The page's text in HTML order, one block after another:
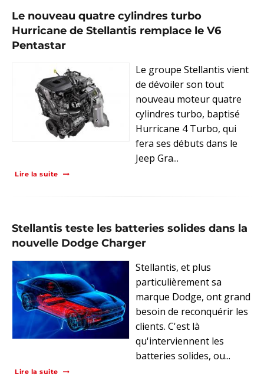
Le nouveau quatre cylindres turbo
Hurricane de Stellantis remplace le V6
Pentastar
Le groupe Stellantis vient
de dévoiler son tout
nouveau moteur quatre
cylindres turbo, baptisé
Hurricane 4 Turbo, qui
fera ses débuts dans le
Jeep Gra...
Lire la suite
Stellantis teste les batteries solides dans la
nouvelle Dodge Charger
Stellantis, et plus
particulièrement sa
marque Dodge, ont grand
besoin de reconquérir les
clients. C'est là
qu'interviennent les
batteries solides, ou...
Lire la suite